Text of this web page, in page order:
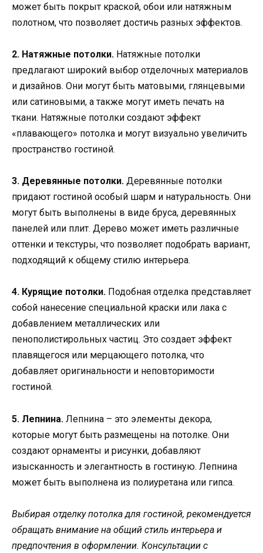
может быть покрыт краской, обои или натяжным
полотном, что позволяет достичь разных эффектов.
2. Натяжные потолки. Натяжные потолки
предлагают широкий выбор отделочных материалов
и дизайнов. Они могут быть матовыми, глянцевыми
или сатиновыми, а также могут иметь печать на
ткани. Натяжные потолки создают эффект
«плавающего» потолка и могут визуально увеличить
пространство гостиной.
3. Деревянные потолки. Деревянные потолки
придают гостиной особый шарм и натуральность. Они
могут быть выполнены в виде бруса, деревянных
панелей или плит. Дерево может иметь различные
оттенки и текстуры, что позволяет подобрать вариант,
подходящий к общему стилю интерьера.
4. Курящие потолки. Подобная отделка представляет
собой нанесение специальной краски или лака с
добавлением металлических или
пенополистирольных частиц. Это создает эффект
плавящегося или мерцающего потолка, что
добавляет оригинальности и неповторимости
гостиной.
5. Лепнина. Лепнина – это элементы декора,
которые могут быть размещены на потолке. Они
создают орнаменты и рисунки, добавляют
изысканность и элегантность в гостиную. Лепнина
может быть выполнена из полиуретана или гипса.
Выбирая отделку потолка для гостиной, рекомендуется
обращать внимание на общий стиль интерьера и
предпочтения в оформлении. Консультации с